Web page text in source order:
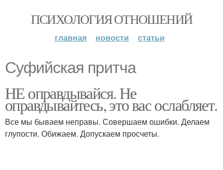
ПСИХОЛОГИЯ ОТНОШЕНИЙ
главная новости статьи
Суфийская притча
НЕ оправдывайся. Не
оправдывайтесь, это вас ослабляет.
Все мы бываем неправы. Совершаем ошибки. Делаем
глупости. Обижаем. Допускаем просчеты.